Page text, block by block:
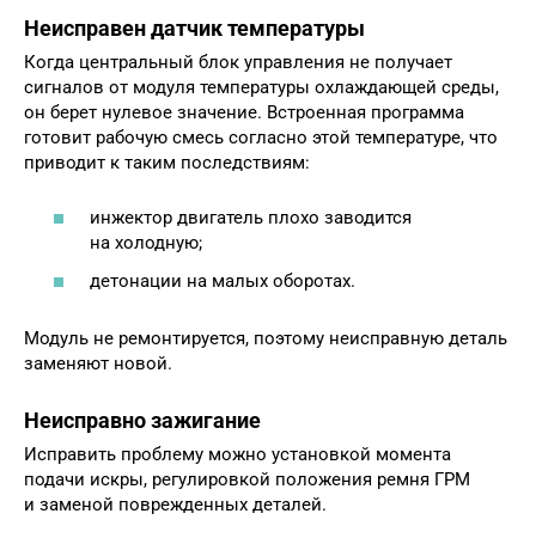
Неисправен датчик температуры
Когда центральный блок управления не получает
сигналов от модуля температуры охлаждающей среды,
он берет нулевое значение. Встроенная программа
готовит рабочую смесь согласно этой температуре, что
приводит к таким последствиям:
инжектор двигатель плохо заводится
на холодную;
детонации на малых оборотах.
Модуль не ремонтируется, поэтому неисправную деталь
заменяют новой.
Неисправно зажигание
Исправить проблему можно установкой момента
подачи искры, регулировкой положения ремня ГРМ
и заменой поврежденных деталей.